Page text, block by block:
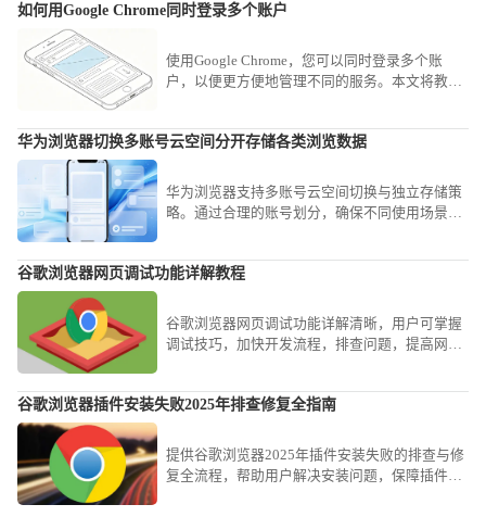
如何用Google Chrome同时登录多个账户
使用Google Chrome，您可以同时登录多个账
户，以便更方便地管理不同的服务。本文将教您
华为浏览器切换多账号云空间分开存储各类浏览数据
华为浏览器支持多账号云空间切换与独立存储策
略。通过合理的账号划分，确保不同使用场景下
谷歌浏览器网页调试功能详解教程
谷歌浏览器网页调试功能详解清晰，用户可掌握
调试技巧，加快开发流程，排查问题，提高网页
谷歌浏览器插件安装失败2025年排查修复全指南
提供谷歌浏览器2025年插件安装失败的排查与修
复全流程，帮助用户解决安装问题，保障插件功